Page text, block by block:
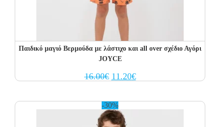
Παιδικό μαγιό Βερμούδα με λάστιχο και all over σχέδιο Αγόρι
JOYCE
16.00€ Original
price
11.20€Current
price
-30%